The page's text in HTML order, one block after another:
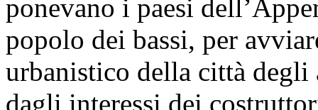
ponevano i paesi
popolo dei bassi, per
urbanistico della città
dagli interessi dei